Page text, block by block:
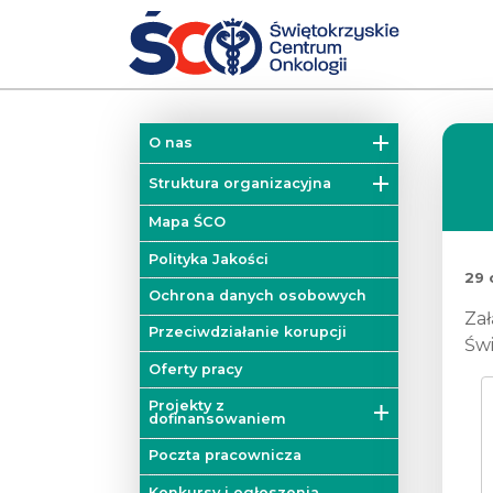
O nas
Misja
Historia
Władze
Struktura organizacyjna
Działy
Kliniki
Zakłady
Colorectal Cancer Unit
Blok operacyjny
Mobilna Pracownia Badań
Diagnostycznych
Poradnie
Mapa ŚCO
Polityka Jakości
Ochrona danych osobowych
Przeciwdziałanie korupcji
Oferty pracy
Projekty z
dofinansowaniem
Projekty unijne
Poczta pracownicza
29